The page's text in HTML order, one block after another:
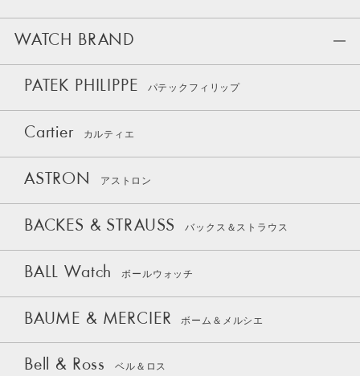
WATCH BRAND
PATEK PHILIPPE パテックフィリップ
Cartier カルティエ
ASTRON アストロン
BACKES & STRAUSS バックス＆ストラウス
BALL Watch ボールウォッチ
BAUME & MERCIER ボーム＆メルシエ
Bell & Ross ベル＆ロス